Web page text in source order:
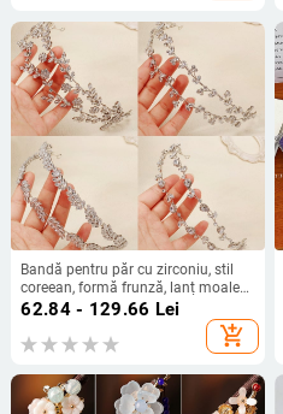
Bandă pentru păr cu zirconiu, stil
coreean, formă frunză, lanț moale
cu două straturi, pentru mireasă
62.84 - 129.66 Lei
add_shopping_cart